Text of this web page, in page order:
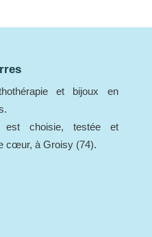
et bijoux en
est choisie, testée et
cœur, à Groisy (74).